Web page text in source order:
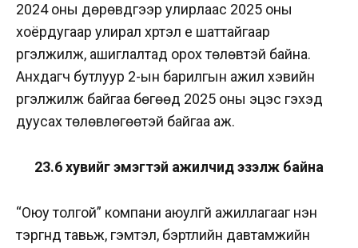
2024 оны дөрөвдүгээр улирлаас 2025 оны
хоёрдугаар улирал хүртэл үе шаттайгаар
үргэлжилж, ашиглалтад орох төлөвтэй байна.
Анхдагч бутлуур 2-ын барилгын ажил хэвийн
үргэлжилж байгаа бөгөөд 2025 оны эцэс гэхэд
дуусах төлөвлөгөөтэй байгаа аж.
23.6 хувийг эмэгтэй ажилчид эзэлж байна
“Оюу толгой” компани аюулгүй ажиллагааг нэн
тэргүүнд тавьж, гэмтэл, бэртлийн давтамжийн